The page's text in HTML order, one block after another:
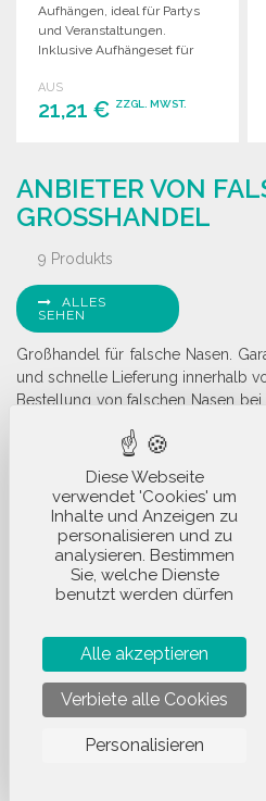
Aufhängen, ideal für Partys
und Veranstaltungen.
Inklusive Aufhängeset für
AUS
21,21 € ZZGL. MWST.
Angebot anfordern
ANBIETER VON
GROSSHANDEL
9 Produkts
ALLES
SEHEN
Großhandel für falsche Nasen.
und schnelle Lieferung innerhalb
Bestellung von falschen Nasen
ROTES SCHAUM-
CLOWNSNASE FÜR
GROSSHANDELSPREISEN
Ref.
42-216055
Produktbestand: 697
Artikel
Clownsnase, ideal für
Diese Webseite
verwendet 'Cookies' um
Inhalte und Anzeigen zu
personalisieren und zu
analysieren. Bestimmen
Sie, welche Dienste
benutzt werden dürfen
Alle akzeptieren
Verbiete alle Cookies
Personalisieren